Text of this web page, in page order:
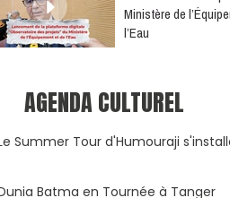
Ministère de
l’Eau
AGENDA CULTUREL
Summer Tour d'Humouraji
Batma en Tournée à Tanger